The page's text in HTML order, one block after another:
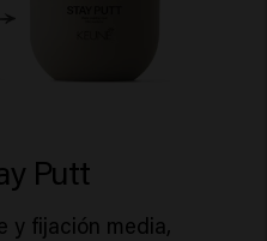
Putt
y fijación media,